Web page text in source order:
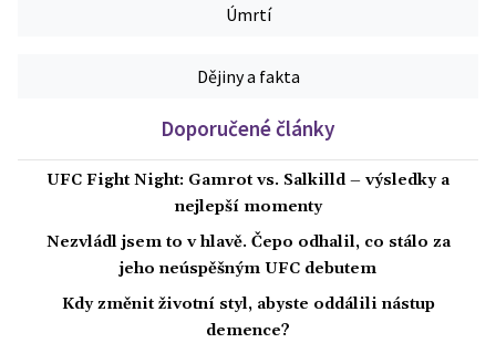
Úmrtí
Dějiny a fakta
Doporučené články
UFC Fight Night: Gamrot vs. Salkilld – výsledky a
nejlepší momenty
Nezvládl jsem to v hlavě. Čepo odhalil, co stálo za
jeho neúspěšným UFC debutem
Kdy změnit životní styl, abyste oddálili nástup
demence?